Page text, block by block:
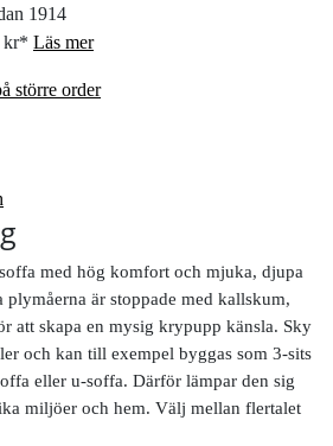
1914
kr* Läs mer
större order
med hög komfort och mjuka, djupa
är stoppade med kallskum,
att skapa en mysig krypupp känsla. Sky
och kan till exempel byggas som 3-sits
eller u-soffa. Därför lämpar den sig
miljöer och hem. Välj mellan flertalet